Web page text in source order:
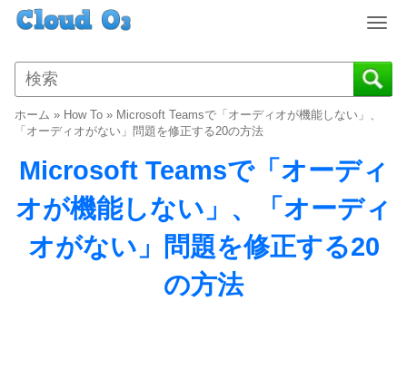
T
g
g
a
v
i
g
a
ホーム » How To » Microsoft Teamsで「オーディオが機能しない」、
「オーディオがない」問題を修正する20の方法
Microsoft Teamsで「オーディ
オが機能しない」、「オーディ
オがない」問題を修正する20
の方法